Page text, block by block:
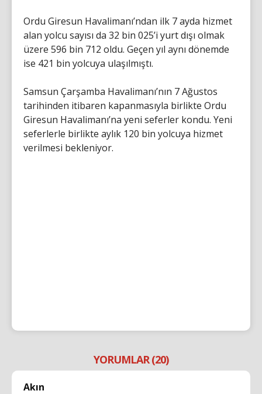
Ordu Giresun Havalimanı’ndan ilk 7 ayda hizmet
alan yolcu sayısı da 32 bin 025’i yurt dışı olmak
üzere 596 bin 712 oldu. Geçen yıl aynı dönemde
ise 421 bin yolcuya ulaşılmıştı.
Samsun Çarşamba Havalimanı’nın 7 Ağustos
tarihinden itibaren kapanmasıyla birlikte Ordu
Giresun Havalimanı’na yeni seferler kondu. Yeni
seferlerle birlikte aylık 120 bin yolcuya hizmet
verilmesi bekleniyor.
YORUMLAR (20)
Akın